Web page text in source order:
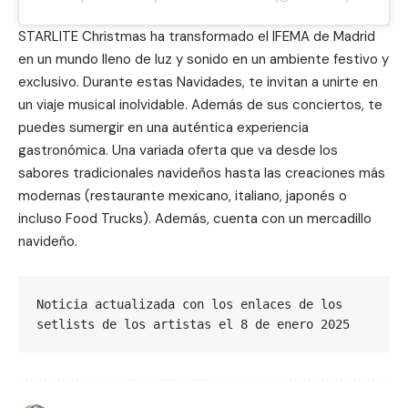
STARLITE Christmas ha transformado el IFEMA de Madrid
en un mundo lleno de luz y sonido en un ambiente festivo y
exclusivo. Durante estas Navidades, te invitan a unirte en
un viaje musical inolvidable. Además de sus conciertos, te
puedes sumergir en una auténtica experiencia
gastronómica. Una variada oferta que va desde los
sabores tradicionales navideños hasta las creaciones más
modernas (restaurante mexicano, italiano, japonés o
incluso Food Trucks). Además, cuenta con un mercadillo
navideño.
Noticia actualizada con los enlaces de los
setlists de los artistas el 8 de enero 2025